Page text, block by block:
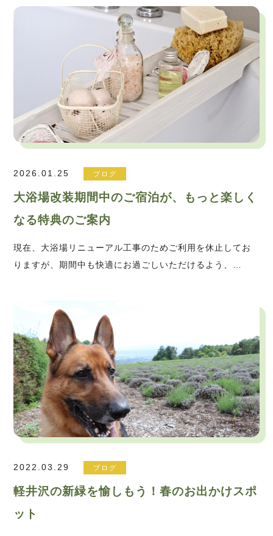
2026.01.25 ブログ
大浴場改装期間中のご宿泊が、もっと楽しく
なる特典のご案内
現在、大浴場リニューアル工事のためご利用を休止してお
りますが、期間中も快適にお過ごしいただけるよう、…
2022.03.29 ブログ
軽井沢の新緑を愉しもう！春のお出かけスポ
ット